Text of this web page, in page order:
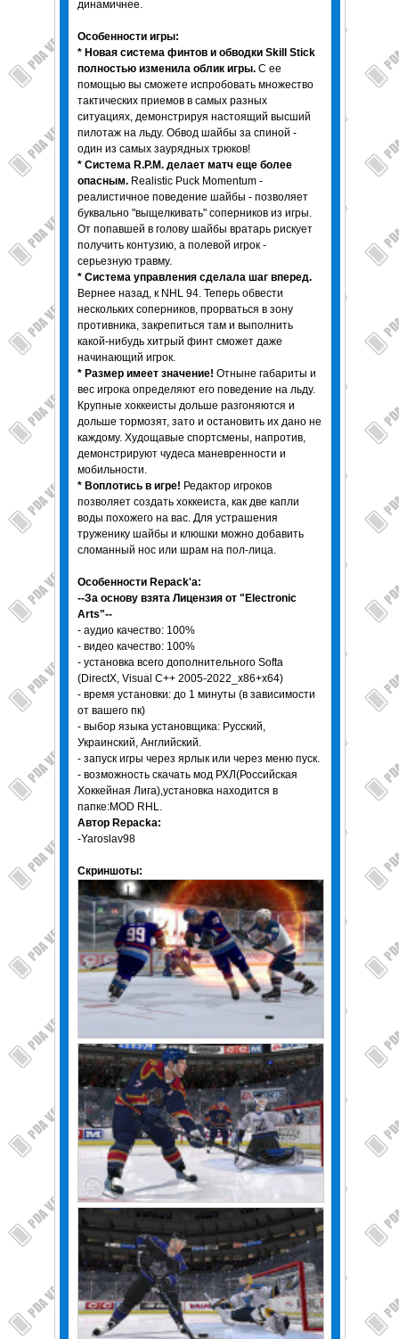
динамичнее.
Особенности игры:
* Новая система финтов и обводки Skill Stick
полностью изменила облик игры.С ее
помощью вы сможете испробовать множество
тактических приемов в самых разных
ситуациях, демонстрируя настоящий высший
пилотаж на льду. Обвод шайбы за спиной -
один из самых заурядных трюков!
* Система R.P.M. делает матч еще более
опасным.Realistic Puck Momentum -
реалистичное поведение шайбы - позволяет
буквально "выщелкивать" соперников из игры.
От попавшей в голову шайбы вратарь рискует
получить контузию, а полевой игрок -
серьезную травму.
* Система управления сделала шаг вперед.
Вернее назад, к NHL 94. Теперь обвести
нескольких соперников, прорваться в зону
противника, закрепиться там и выполнить
какой-нибудь хитрый финт сможет даже
начинающий игрок.
* Размер имеет значение! Отныне габариты и
вес игрока определяют его поведение на льду.
Крупные хоккеисты дольше разгоняются и
дольше тормозят, зато и остановить их дано не
каждому. Худощавые спортсмены, напротив,
демонстрируют чудеса маневренности и
мобильности.
* Воплотись в игре! Редактор игроков
позволяет создать хоккеиста, как две капли
воды похожего на вас. Для устрашения
труженику шайбы и клюшки можно добавить
сломанный нос или шрам на пол-лица.
Особенности Repack'a:
--За основу взята Лицензия от "Electronic
Arts"--
- аудио качество: 100%
- видео качество: 100%
- установка всего дополнительного Softa
(DirectX, Visual C++ 2005-2022_x86+x64)
- время установки: до 1 минуты (в зависимости
от вашего пк)
- выбор языка установщика: Русский,
Украинский, Английский.
- запуск игры через ярлык или через меню пуск.
- возможность скачать мод РХЛ(Российская
Хоккейная Лига),установка находится в
папке:MOD RHL.
Автор Repacka:
-Yaroslav98
Скриншоты: